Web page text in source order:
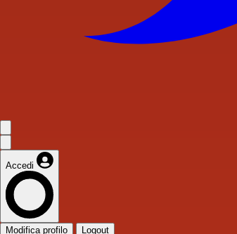
Accedi
Modifica profilo Logout